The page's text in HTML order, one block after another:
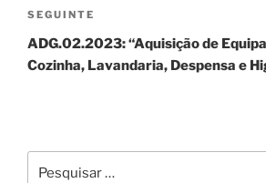
Conteúdo
seguinte
SEGUINTE
ADG.02.2023: “Aquisição de
Cozinha, Lavandaria, Despensa e